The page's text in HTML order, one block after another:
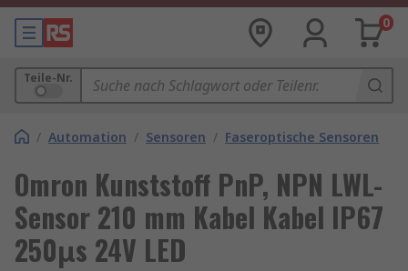
0
Teile-Nr.
/ Automation / Sensoren / Faseroptische Sensoren
Omron Kunststoff PnP, NPN LWL-
Sensor 210 mm Kabel Kabel IP67
250μs 24V LED